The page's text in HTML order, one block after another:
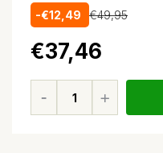
-€12,49 €49,95
€37,46